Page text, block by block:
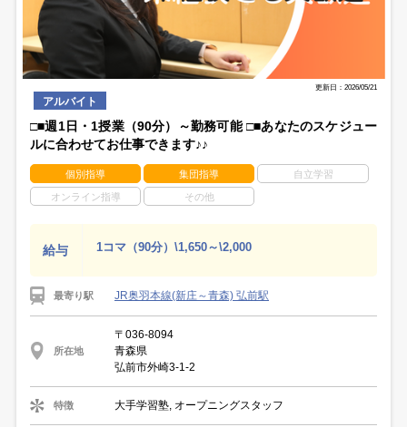
更新日：2026/05/21
アルバイト
□■週1日・1授業（90分）～勤務可能 □■あなたのスケジュー
ルに合わせてお仕事できます♪♪
個別指導 集団指導 自立学習
オンライン指導 その他
給与 1コマ（90分）\1,650～\2,000
最寄り駅 JR奥羽本線(新庄～青森) 弘前駅
所在地
〒036-8094
青森県
弘前市外崎3-1-2
特徴 大手学習塾, オープニングスタッフ